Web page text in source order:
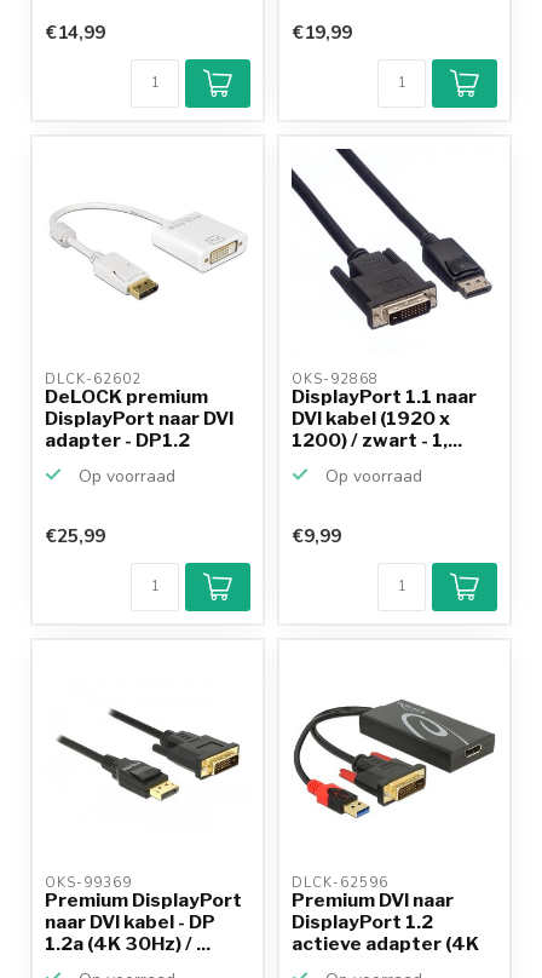
€14,99 €19,99
DLCK-62602
DeLOCK premium
DisplayPort naar DVI
adapter - DP1.2
Op voorraad
€25,99
OKS-92868
DisplayPort 1.1 naar
DVI kabel (1920 x
1200) / zwart - 1,...
Op voorraad
€9,99
OKS-99369
Premium DisplayPort
naar DVI kabel - DP
1.2a (4K 30Hz) / ...
DLCK-62596
Premium DVI naar
DisplayPort 1.2
actieve adapter (4K